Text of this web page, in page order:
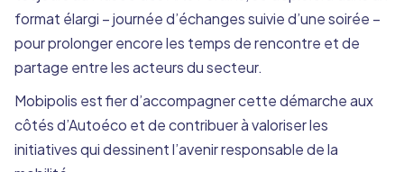
format élargi – journée d’échanges suivie d’une soirée –
pour prolonger encore les temps de rencontre et de
partage entre les acteurs du secteur.
Mobipolis est fier d’accompagner cette démarche aux
côtés d’Autoéco et de contribuer à valoriser les
initiatives qui dessinent l’avenir responsable de la